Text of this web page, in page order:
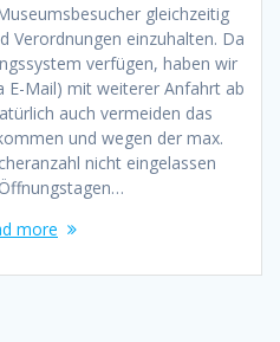
gleichzeitig
Verordnungen einzuhalten. Da
verfügen, haben wir
E-Mail) mit weiterer Anfahrt ab
auch vermeiden das
und wegen der max.
nicht eingelassen
more